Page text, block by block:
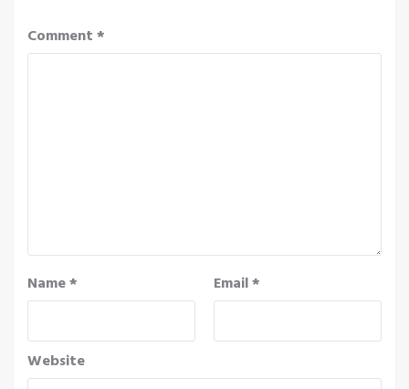
Comment*
Name* Email*
Website